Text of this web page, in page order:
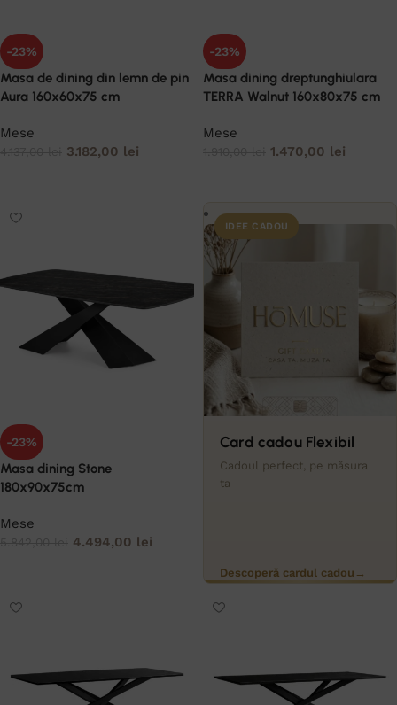
-23%
Masa de dining din lemn de pin
Aura 160x60x75 cm
Mese
3.182,00 lei
-23%
Masa dining dreptunghiulara
TERRA Walnut 160x80x75 cm
Mese
1.470,00 lei
-23%
Masa dining Stone
180x90x75cm
Mese
4.494,00 lei
IDEE CADOU
Card cadou Flexibil
Cadoul perfect, pe măsura
ta
Descoperă cardul cadou →